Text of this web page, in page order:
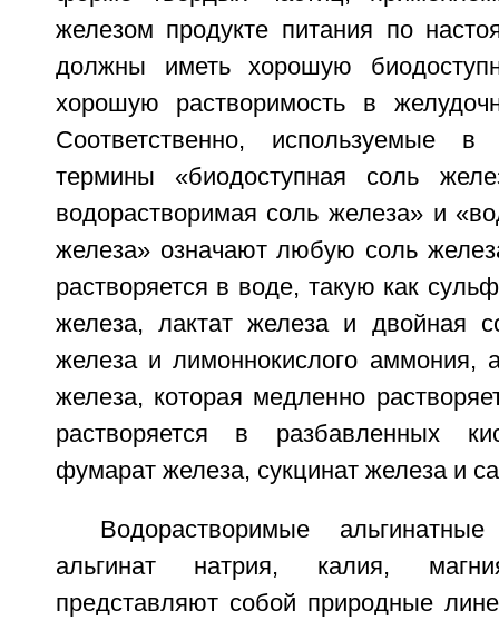
железом продукте питания по
должны иметь хорошую
хорошую растворимость в
Соответственно, используемые
термины «биодоступная соль
водорастворимая соль железа» и
железа» означают любую соль
растворяется в воде, такую как
железа, лактат железа и двойная
железа и лимоннокислого аммония,
железа, которая медленно
растворяется в разбавленных
фумарат железа, сукцинат железа и
Водорастворимые
альгинат натрия, калия,
представляют собой природные